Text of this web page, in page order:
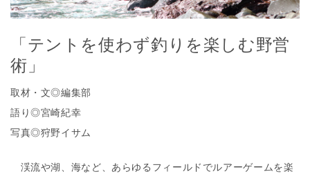
「テントを使わず釣りを楽しむ野営
術」
取材・文◎編集部
語り◎宮崎紀幸
写真◎狩野イサム
渓流や湖、海など、あらゆるフィールドでルアーゲームを楽